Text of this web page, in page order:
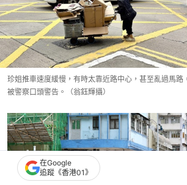
珍姐推車速度緩慢，有時太靠近路中心，甚至亂過馬路
被警察口頭警告。（翁鈺輝攝）
在Google
追蹤《香港01》